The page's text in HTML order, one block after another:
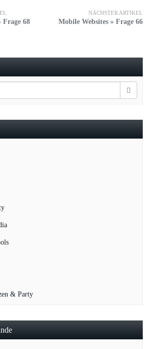
Frage 68
NÄCHSTER ARTIKEL
Mobile Websites » Frage 66
& Party